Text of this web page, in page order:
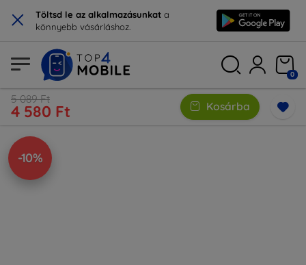
× Töltsd le az alkalmazásunkat a
könnyebb vásárláshoz.
0
5 089 Ft
4 580 Ft Kosárba
-10%